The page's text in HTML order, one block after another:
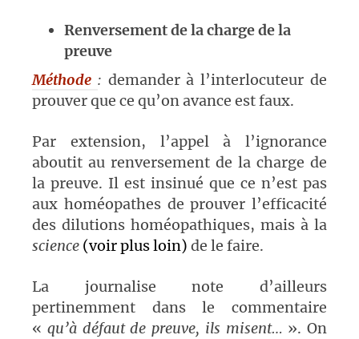
Renversement de la charge de la
preuve
Méthode : demander à l’interlocuteur de
prouver que ce qu’on avance est faux.
Par extension, l’appel à l’ignorance
aboutit au renversement de la charge de
la preuve. Il est insinué que ce n’est pas
aux homéopathes de prouver l’efficacité
des dilutions homéopathiques, mais à la
science (voir plus loin) de le faire.
La journalise note d’ailleurs
pertinemment dans le commentaire
« qu’à défaut de preuve, ils misent… ». On